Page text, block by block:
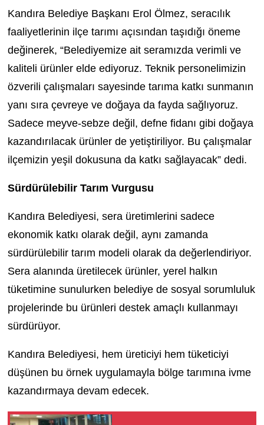
Kandıra Belediye Başkanı Erol Ölmez, seracılık
faaliyetlerinin ilçe tarımı açısından taşıdığı öneme
değinerek, “Belediyemize ait seramızda verimli ve
kaliteli ürünler elde ediyoruz. Teknik personelimizin
özverili çalışmaları sayesinde tarıma katkı sunmanın
yanı sıra çevreye ve doğaya da fayda sağlıyoruz.
Sadece meyve-sebze değil, defne fidanı gibi doğaya
kazandırılacak ürünler de yetiştiriliyor. Bu çalışmalar
ilçemizin yeşil dokusuna da katkı sağlayacak” dedi.
Sürdürülebilir Tarım Vurgusu
Kandıra Belediyesi, sera üretimlerini sadece
ekonomik katkı olarak değil, aynı zamanda
sürdürülebilir tarım modeli olarak da değerlendiriyor.
Sera alanında üretilecek ürünler, yerel halkın
tüketimine sunulurken belediye de sosyal sorumluluk
projelerinde bu ürünleri destek amaçlı kullanmayı
sürdürüyor.
Kandıra Belediyesi, hem üreticiyi hem tüketiciyi
düşünen bu örnek uygulamayla bölge tarımına ivme
kazandırmaya devam edecek.